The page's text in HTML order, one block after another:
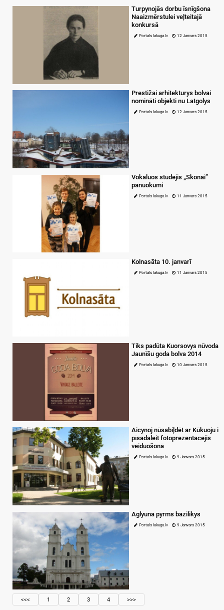
Turpynojās dorbu īsnīgšona
Naaizmērstulei veļteitajā
konkursā
Portals lakuga.lv 12 Janvars 2015
Prestižai arhitekturys bolvai
nomināti objekti nu Latgolys
Portals lakuga.lv 12 Janvars 2015
Vokaluos studejis „Skonai”
panuokumi
Portals lakuga.lv 11 Janvars 2015
Kolnasāta 10. janvarī
Portals lakuga.lv 11 Janvars 2015
Tiks padūta Kuorsovys nūvoda
Jaunīšu goda bolva 2014
Portals lakuga.lv 10 Janvars 2015
Aicynoj nūsabiļdēt ar Kūkuoju i
pīsadaleit fotoprezentacejis
veiduošonā
Portals lakuga.lv 9 Janvars 2015
Aglyuna pyrms bazilikys
Portals lakuga.lv 9 Janvars 2015
<<< 1 2 3 4 >>>